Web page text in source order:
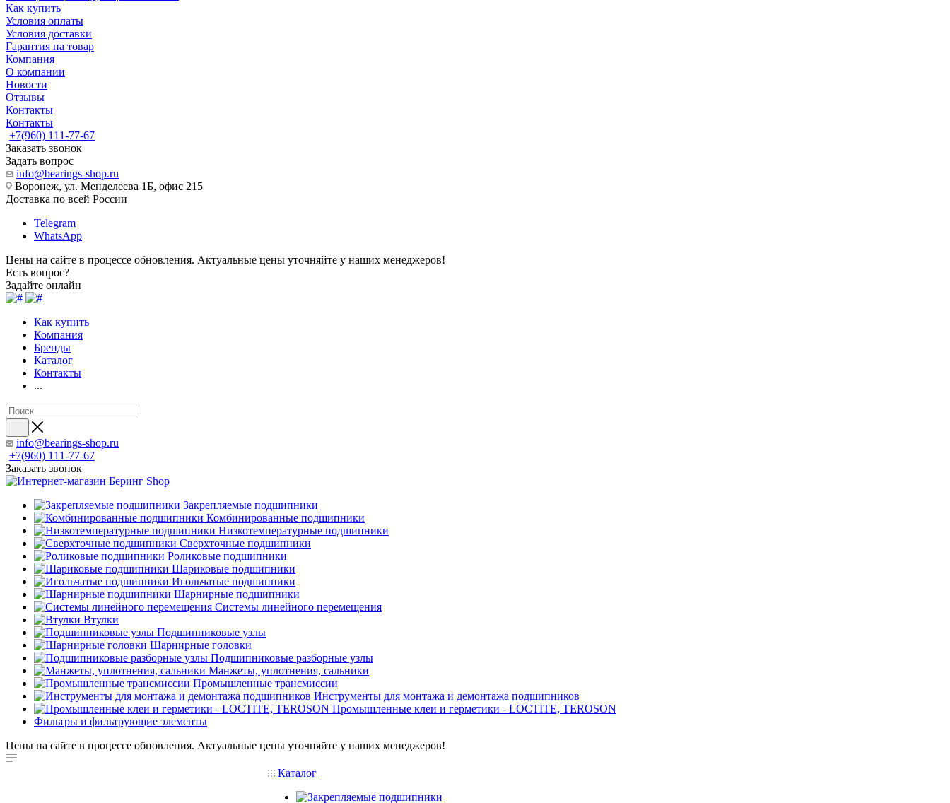
Как купить
Условия оплаты
Условия доставки
Гарантия на товар
Компания
О компании
Новости
Отзывы
Контакты
Контакты
+7(960) 111-77-67
Заказать звонок
Задать вопрос
info@bearings-shop.ru
Воронеж, ул. Менделеева 1Б, офис 215
Доставка по всей России
Telegram
WhatsApp
Цены на сайте в процессе обновления. Актуальные цены уточняйте у наших менеджеров!
Есть вопрос?
Задайте онлайн
Как купить
Компания
Бренды
Каталог
Контакты
...
info@bearings-shop.ru
+7(960) 111-77-67
Заказать звонок
Закрепляемые подшипники
Комбинированные подшипники
Низкотемпературные подшипники
Сверхточные подшипники
Роликовые подшипники
Шариковые подшипники
Игольчатые подшипники
Шарнирные подшипники
Системы линейного перемещения
Втулки
Подшипниковые узлы
Шарнирные головки
Подшипниковые разборные узлы
Манжеты, уплотнения, сальники
Промышленные трансмиссии
Инструменты для монтажа и демонтажа подшипников
Промышленные клеи и герметики - LOCTITE, TEROSON
Фильтры и фильтрующие элементы
Цены на сайте в процессе обновления. Актуальные цены уточняйте у наших менеджеров!
Каталог